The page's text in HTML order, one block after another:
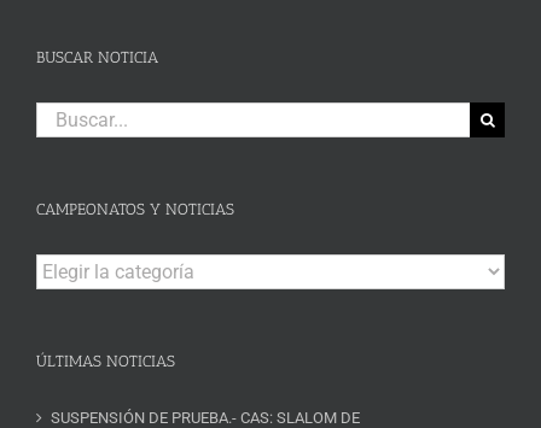
BUSCAR NOTICIA
Buscar:
CAMPEONATOS Y NOTICIAS
Campeonatos
y
ÚLTIMAS NOTICIAS
SUSPENSIÓN DE PRUEBA.- CAS: SLALOM DE